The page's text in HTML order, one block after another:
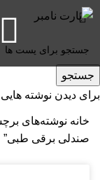
خانه نوشته‌های
صندلی برقی طبی”
جستجو
برای دیدن نوشته